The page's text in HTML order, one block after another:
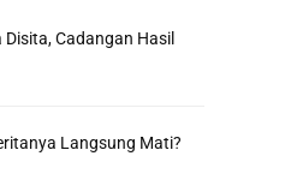
Cadangan Hasil
Langsung Mati?